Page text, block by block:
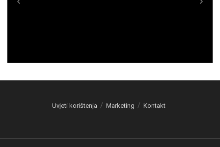
Uvjeti korištenja Marketing Kontakt